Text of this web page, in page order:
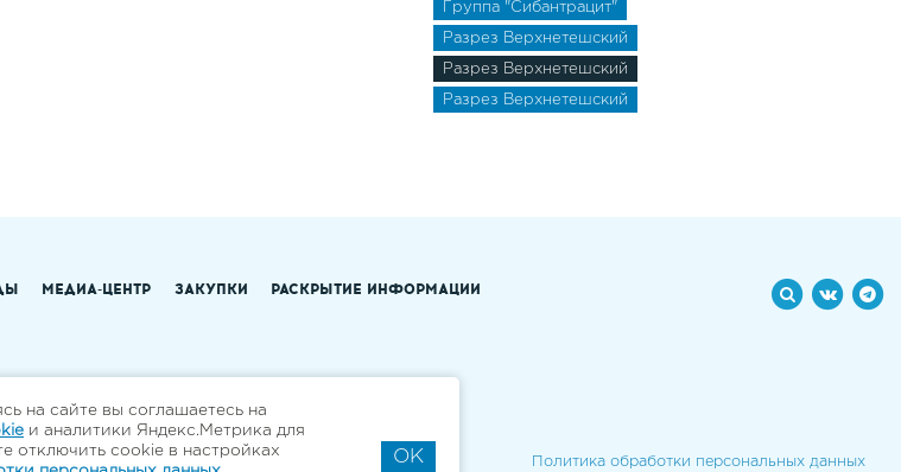
Группа "Сибантрацит"
Разрез Верхнетешский
Разрез Верхнетешский
Разрез Верхнетешский
МЕДИА-ЦЕНТР ЗАКУПКИ РАСКРЫТИЕ ИНФОРМАЦИИ
Политика обработки персональных данных
на сайте вы соглашаетесь на
и аналитики Яндекс.Метрика для
отключить cookie в настройках
OK